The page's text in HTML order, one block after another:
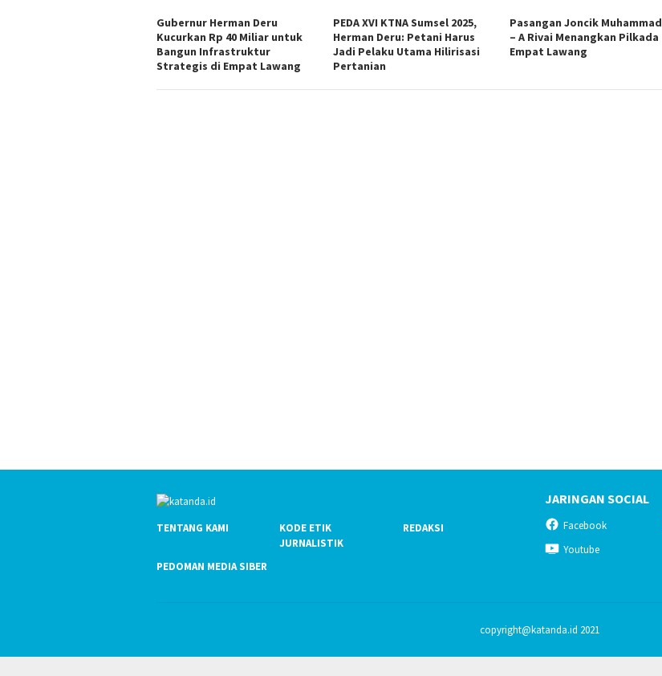
Gubernur Herman Deru
Kucurkan Rp 40 Miliar untuk
Bangun Infrastruktur
Strategis di Empat Lawang
PEDA XVI KTNA Sumsel 2025,
Herman Deru: Petani Harus
Jadi Pelaku Utama Hilirisasi
Pertanian
Pasangan Joncik Muhammad
– A Rivai Menangkan Pilkada
Empat Lawang
TENTANG KAMI
KODE ETIK
JURNALISTIK
REDAKSI
PEDOMAN MEDIA SIBER
JARINGAN SOCIAL
Facebook
Youtube
copyright@katanda.id 2021